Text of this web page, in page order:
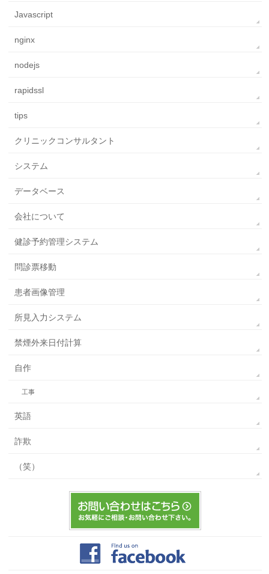
Javascript
nginx
nodejs
rapidssl
tips
クリニックコンサルタント
システム
データベース
会社について
健診予約管理システム
問診票移動
患者画像管理
所見入力システム
禁煙外来日付計算
自作
工事
英語
詐欺
（笑）